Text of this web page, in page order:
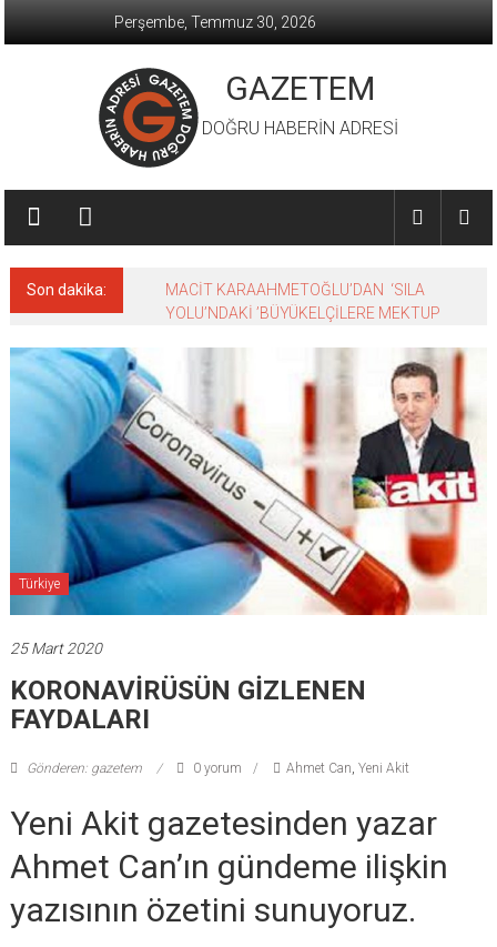
Perşembe, Temmuz 30, 2026
GAZETEM
DOĞRU HABERİN ADRESİ
Son dakika:
MACİT KARAAHMETOĞLU’DAN ‘SILA
YOLU’NDAKİ ’BÜYÜKELÇİLERE MEKTUP
Türkiye
25 Mart 2020
KORONAVİRÜSÜN GİZLENEN
FAYDALARI
Gönderen: gazetem 0 yorum Ahmet Can, Yeni Akit
Yeni Akit gazetesinden yazar
Ahmet Can’ın gündeme ilişkin
yazısının özetini sunuyoruz.